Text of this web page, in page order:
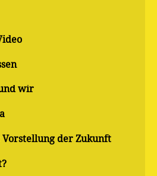
wir
der Zukunft